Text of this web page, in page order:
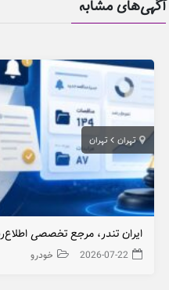
آگهی‌های مشابه
تهران تهران
2026-07-22 خودرو